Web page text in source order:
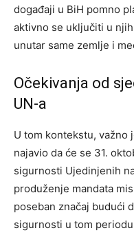
događaji u BiH pomno
aktivno se uključiti u
unutar same zemlje i
Očekivanja od
UN-a
U tom kontekstu, važno
najavio da će se 31.
sigurnosti Ujedinjenih
produženje mandata
poseban značaj budući
sigurnosti u tom